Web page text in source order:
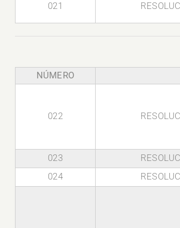
021
NÚMERO
022
023
024